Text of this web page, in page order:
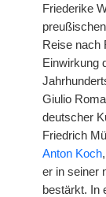
Friederike
Reise nach
Einwirkung
Giulio
deutscher
Friedrich
Anton Koch
er in seiner
bestärkt. In